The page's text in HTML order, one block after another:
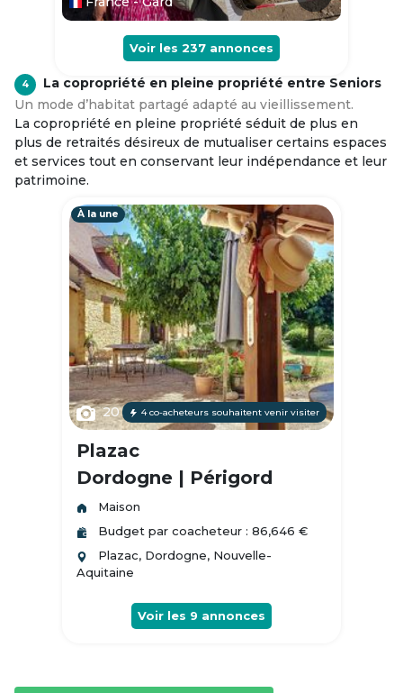
Voir les 237 annonces
4
La copropriété en pleine propriété entre Seniors
Un mode d’habitat partagé adapté au vieillissement.
La copropriété en pleine propriété séduit de plus en
plus de retraités désireux de mutualiser certains espaces
et services tout en conservant leur indépendance et leur
patrimoine.
À la une
20 4 co-acheteurs souhaitent venir visiter
Plazac
Dordogne | Périgord
Maison
Budget par coacheteur : 86,646 €
Plazac, Dordogne, Nouvelle-
Aquitaine
Voir les 9 annonces